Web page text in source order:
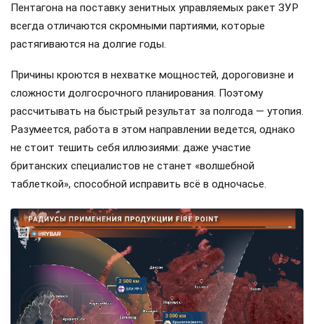
Пентагона на поставку зенитных управляемых ракет ЗУР
всегда отличаются скромными партиями, которые
растягиваются на долгие годы.
Причины кроются в нехватке мощностей, дороговизне и
сложности долгосрочного планирования. Поэтому
рассчитывать на быстрый результат за полгода — утопия.
Разумеется, работа в этом направлении ведется, однако
не стоит тешить себя иллюзиями: даже участие
британских специалистов не станет «волшебной
таблеткой», способной исправить всё в одночасье.